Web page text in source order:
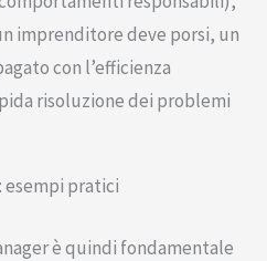
imprenditore deve porsi, un
con l’efficienza
risoluzione dei problemi
esempi pratici
è quindi fondamentale